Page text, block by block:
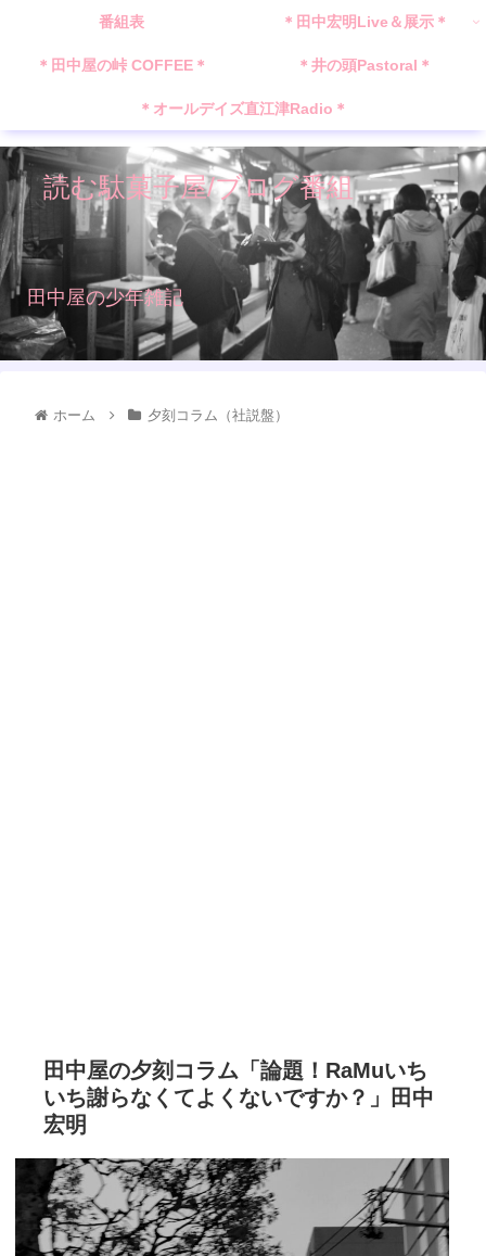
読む駄菓子屋/ブログ番組
田中屋の少年雑記
番組表 ＊田中宏明Live＆展示＊
＊田中屋の峠 COFFEE＊ ＊井の頭Pastoral＊
＊オールデイズ直江津Radio＊
ホーム 夕刻コラム（社説盤）
田中屋の夕刻コラム「論題！RaMuいち
いち謝らなくてよくないですか？」田中
宏明